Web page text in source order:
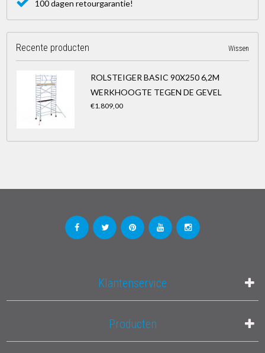
100 dagen retourgarantie!
Recente producten Wissen
ROLSTEIGER BASIC 90X250 6,2M
WERKHOOGTE TEGEN DE GEVEL
€1.809,00
Klantenservice
Producten